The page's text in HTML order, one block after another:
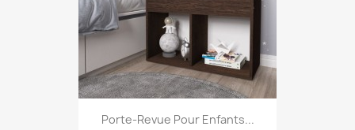
Porte-Revue Pour Enfants...